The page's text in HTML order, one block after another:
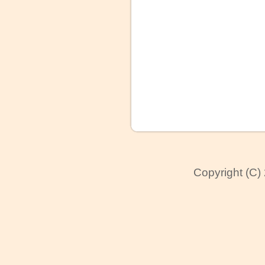
Copyright